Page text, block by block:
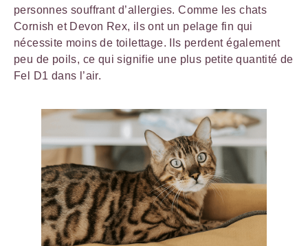
personnes souffrant d’allergies. Comme les chats
Cornish et Devon Rex, ils ont un pelage fin qui
nécessite moins de toilettage. Ils perdent également
peu de poils, ce qui signifie une plus petite quantité de
Fel D1 dans l’air.